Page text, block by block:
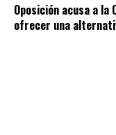
Oposición acusa a la
ofrecer una